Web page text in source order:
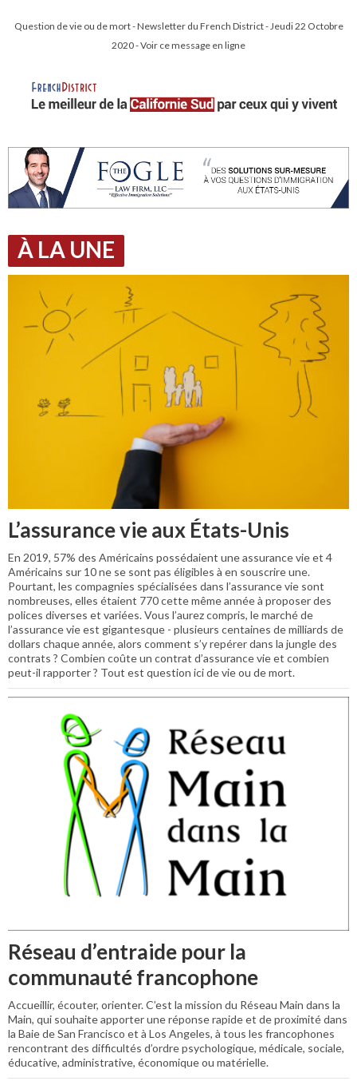
Question de vie ou de mort - Newsletter du French District - Jeudi 22 Octobre
2020 - Voir ce message en ligne
À LA UNE
L’assurance vie aux États-Unis
En 2019, 57% des Américains possédaient une assurance vie et 4
Américains sur 10 ne se sont pas éligibles à en souscrire une.
Pourtant, les compagnies spécialisées dans l’assurance vie sont
nombreuses, elles étaient 770 cette même année à proposer des
polices diverses et variées. Vous l’aurez compris, le marché de
l’assurance vie est gigantesque - plusieurs centaines de milliards de
dollars chaque année, alors comment s’y repérer dans la jungle des
contrats ? Combien coûte un contrat d’assurance vie et combien
peut-il rapporter ? Tout est question ici de vie ou de mort.
Réseau d’entraide pour la
communauté francophone
Accueillir, écouter, orienter. C’est la mission du Réseau Main dans la
Main, qui souhaite apporter une réponse rapide et de proximité dans
la Baie de San Francisco et à Los Angeles, à tous les francophones
rencontrant des difficultés d’ordre psychologique, médicale, sociale,
éducative, administrative, économique ou matérielle.